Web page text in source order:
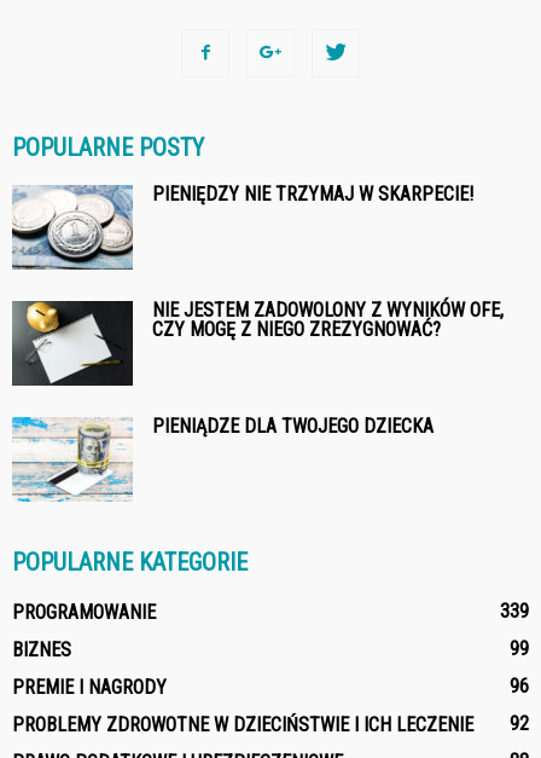
POPULARNE POSTY
PIENIĘDZY NIE TRZYMAJ W SKARPECIE!
NIE JESTEM ZADOWOLONY Z WYNIKÓW OFE,
CZY MOGĘ Z NIEGO ZREZYGNOWAĆ?
PIENIĄDZE DLA TWOJEGO DZIECKA
POPULARNE KATEGORIE
PROGRAMOWANIE
339
BIZNES
99
PREMIE I NAGRODY
96
PROBLEMY ZDROWOTNE W DZIECIŃSTWIE I ICH LECZENIE
92